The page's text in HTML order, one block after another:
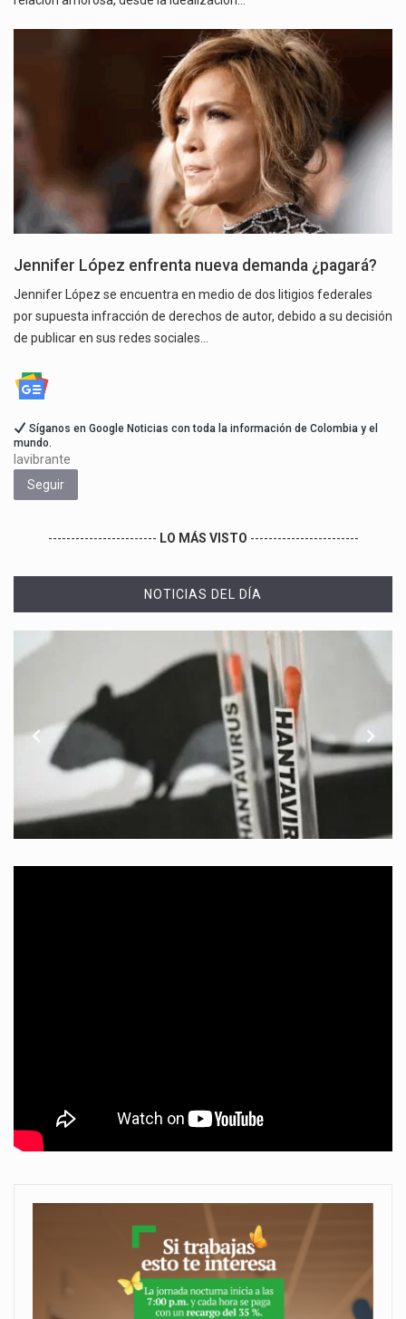
Jennifer López enfrenta nueva demanda ¿pagará?
Jennifer López se encuentra en medio de dos litigios federales
por supuesta infracción de derechos de autor, debido a su decisión
de publicar en sus redes sociales…
Síganos en Google Noticias con toda la información de Colombia y el
mundo.
lavibrante
Seguir
------------------------ LO MÁS VISTO ------------------------
NOTICIAS DEL DÍA